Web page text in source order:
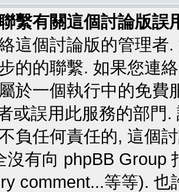
繫有關這個討論版誤
這個討論版的管理者
的的聯繫. 如果您連
於一個執行中的免費
或誤用此服務的部門
負任何責任的, 這個
沒有向 phpBB Group
comment...等等).